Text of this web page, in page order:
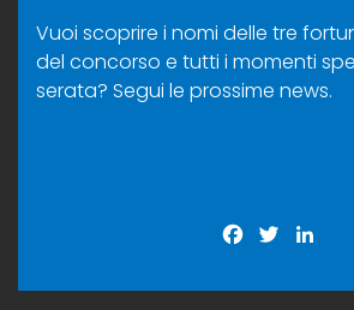
Vuoi scoprire i nomi delle tre
del concorso e tutti i momenti
serata? Segui le prossime news.
Facebook
Twitter